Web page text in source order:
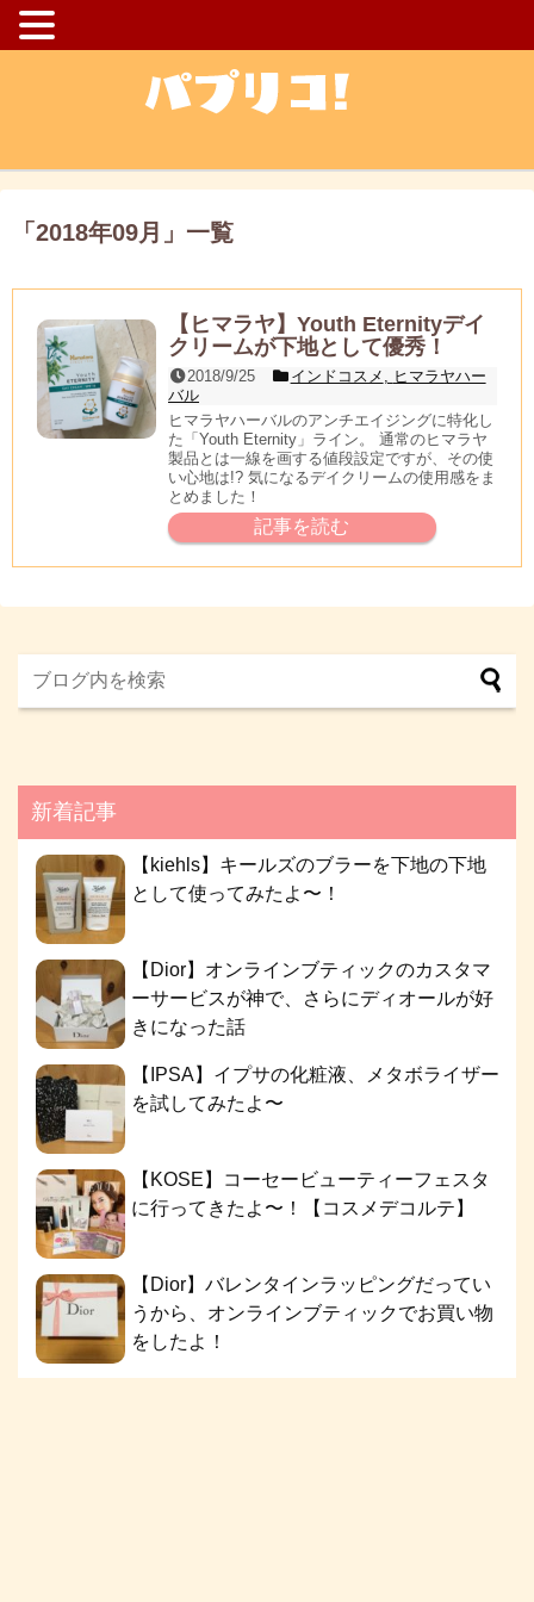
「 2018年09月 」 一覧
【ヒマラヤ】Youth Eternityデイ
クリームが下地として優秀！
2018/9/25 インドコスメ
ヒマラヤハー
バル
ヒマラヤハーバルのアンチエイジングに特化し
た「Youth Eternity」ライン。 通常のヒマラヤ
製品とは一線を画する値段設定ですが、その使
い心地は!? 気になるデイクリームの使用感をま
とめました！
記事を読む
新着記事
【kiehls】キールズのブラーを下地の下地
として使ってみたよ〜！
【Dior】オンラインブティックのカスタマ
ーサービスが神で、さらにディオールが好
きになった話
【IPSA】イプサの化粧液、メタボライザー
を試してみたよ〜
【KOSE】コーセービューティーフェスタ
に行ってきたよ〜！【コスメデコルテ】
【Dior】バレンタインラッピングだってい
うから、オンラインブティックでお買い物
をしたよ！